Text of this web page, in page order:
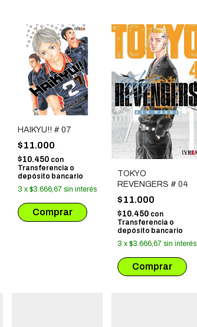
HAIKYU!! # 07
$11.000
$10.450 con
Transferencia o
depósito bancario
3 x $3.666,67 sin interés
TOKYO
REVENGERS # 04
$11.000
$10.450 con
Transferencia o
depósito bancario
3 x $3.666,67 sin interés